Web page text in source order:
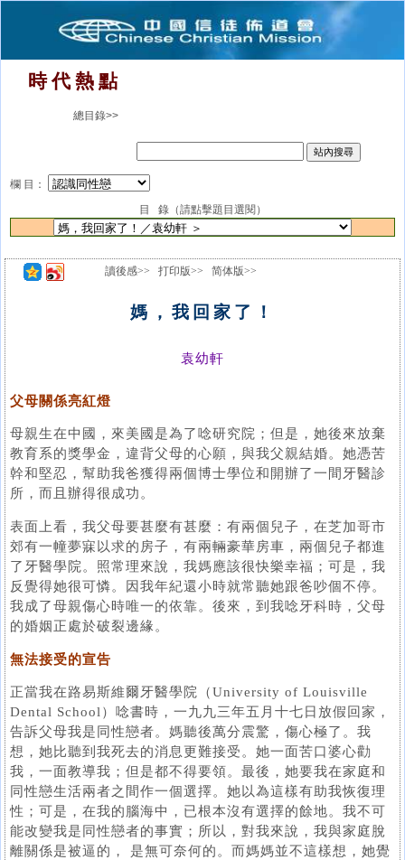
時 代 熱 點
總目錄>>
欄 目：
目 錄（請點擊題目選閱）
讀後感>> 打印版>> 简体版>>
媽，我回家了！
袁幼軒
父母關係亮紅燈
母親生在中國，來美國是為了唸研究院；但是，她後來放棄
教育系的獎學金，違背父母的心願，與我父親結婚。她憑苦
幹和堅忍，幫助我爸獲得兩個博士學位和開辦了一間牙醫診
所，而且辦得很成功。
表面上看，我父母要甚麼有甚麼：有兩個兒子，在芝加哥市
郊有一幢夢寐以求的房子，有兩輛豪華房車，兩個兒子都進
了牙醫學院。照常理來說，我媽應該很快樂幸福；可是，我
反覺得她很可憐。因我年紀還小時就常聽她跟爸吵個不停。
我成了母親傷心時唯一的依靠。後來，到我唸牙科時，父母
的婚姻正處於破裂邊緣。
無法接受的宣告
正當我在路易斯維爾牙醫學院（University of Louisville
Dental School）唸書時，一九九三年五月十七日放假回家，
告訴父母我是同性戀者。媽聽後萬分震驚，傷心極了。我
想，她比聽到我死去的消息更難接受。她一面苦口婆心勸
我，一面教導我；但是都不得要領。最後，她要我在家庭和
同性戀生活兩者之間作一個選擇。她以為這樣有助我恢復理
性；可是，在我的腦海中，已根本沒有選擇的餘地。我不可
能改變我是同性戀者的事實；所以，對我來說，我與家庭脫
離關係是被逼的， 是無可奈何的。而媽媽並不這樣想，她覺